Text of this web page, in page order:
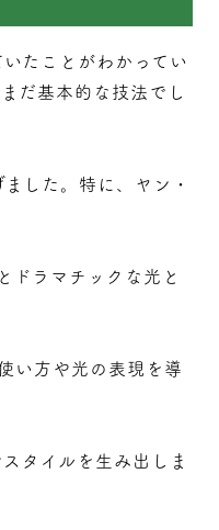
たことがわかってい
だ基本的な技法でし
した。特に、ヤン・
ドラマチックな光と
い方や光の表現を導
タイルを生み出しま